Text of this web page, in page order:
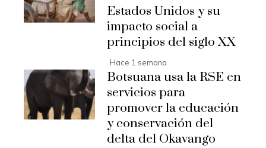
Estados Unidos y su
impacto social a
principios del siglo XX
Hace 1 semana
Botsuana usa la RSE en
servicios para
promover la educación
y conservación del
delta del Okavango